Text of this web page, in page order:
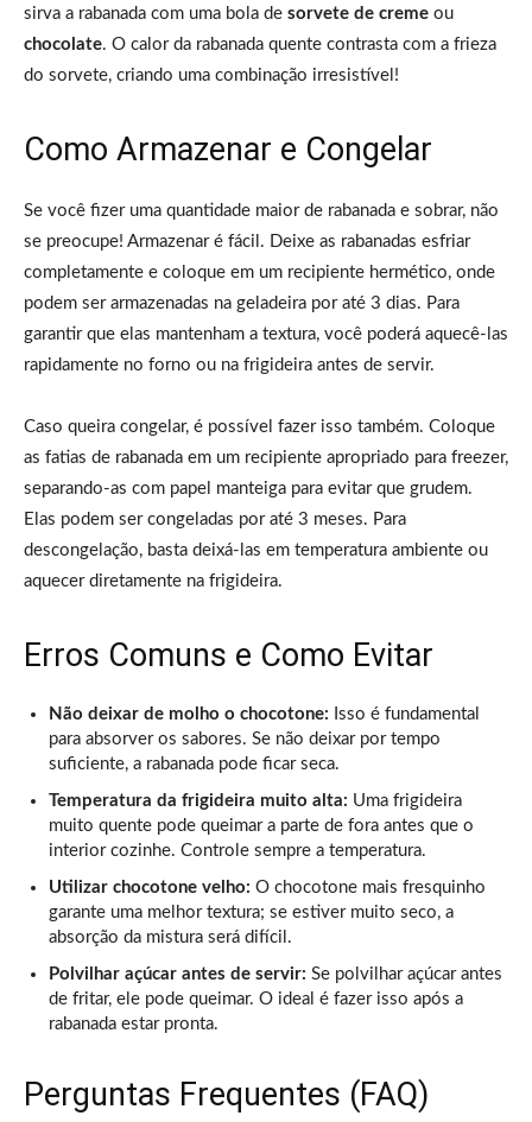
sirva a rabanada com uma bola de sorvete de creme ou
chocolate. O calor da rabanada quente contrasta com a frieza
do sorvete, criando uma combinação irresistível!
Como Armazenar e Congelar
Se você fizer uma quantidade maior de rabanada e sobrar, não
se preocupe! Armazenar é fácil. Deixe as rabanadas esfriar
completamente e coloque em um recipiente hermético, onde
podem ser armazenadas na geladeira por até 3 dias. Para
garantir que elas mantenham a textura, você poderá aquecê-las
rapidamente no forno ou na frigideira antes de servir.
Caso queira congelar, é possível fazer isso também. Coloque
as fatias de rabanada em um recipiente apropriado para freezer,
separando-as com papel manteiga para evitar que grudem.
Elas podem ser congeladas por até 3 meses. Para
descongelação, basta deixá-las em temperatura ambiente ou
aquecer diretamente na frigideira.
Erros Comuns e Como Evitar
Não deixar de molho o chocotone: Isso é fundamental
para absorver os sabores. Se não deixar por tempo
suficiente, a rabanada pode ficar seca.
Temperatura da frigideira muito alta: Uma frigideira
muito quente pode queimar a parte de fora antes que o
interior cozinhe. Controle sempre a temperatura.
Utilizar chocotone velho: O chocotone mais fresquinho
garante uma melhor textura; se estiver muito seco, a
absorção da mistura será difícil.
Polvilhar açúcar antes de servir: Se polvilhar açúcar antes
de fritar, ele pode queimar. O ideal é fazer isso após a
rabanada estar pronta.
Perguntas Frequentes (FAQ)